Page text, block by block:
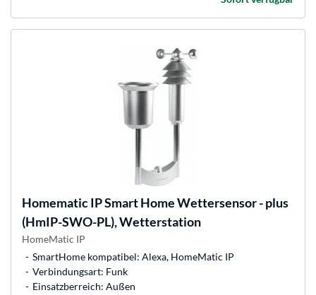
Homematic IPSmart Home Wettersensor - plus
(HmIP-SWO-PL), Wetterstation
HomeMatic IP
SmartHome kompatibel: Alexa, HomeMatic IP
Verbindungsart: Funk
Einsatzberreich: Außen